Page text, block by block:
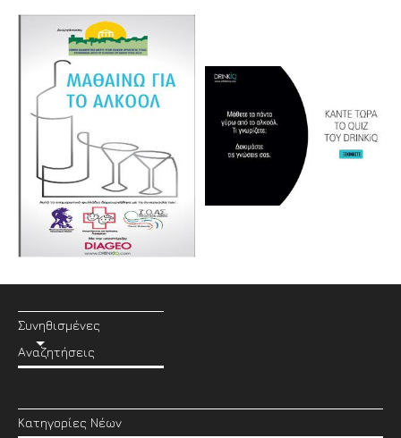
Συνηθισμένες
Αναζητήσεις
Κατηγορίες Νέων